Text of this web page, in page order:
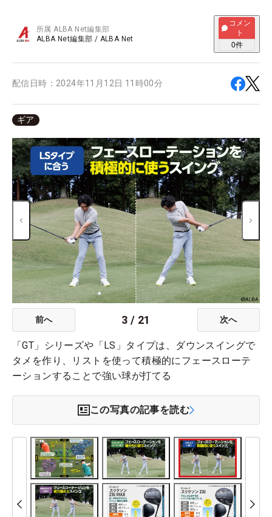
所属ALBA Net編集部
ALBA Net編集部 / ALBA Net
コメン
ト
0件
配信日時： 2024年11月12日 11時00分
ギア
前へ 3 / 21 次へ
「GT」シリーズや「LS」タイプは、ダウンスイングで
タメを作り、リストを使って積極的にフェースローテ
ーションすることで強い球が打てる
この写真の記事を読む